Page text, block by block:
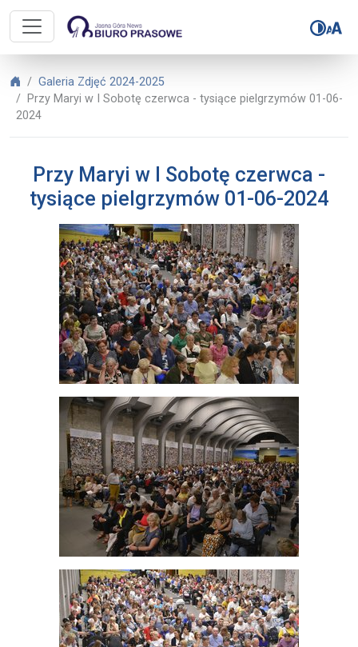
Biuro Prasowe Jasnej Góry –
Biuro Prasowe Jasnej Góry
Galeria Zdjęć 2024-2025
Przy Maryi w I Sobotę czerwca - tysiące pielgrzymów 01-06-
2024
Przy Maryi w I Sobotę czerwca -
tysiące pielgrzymów 01-06-2024